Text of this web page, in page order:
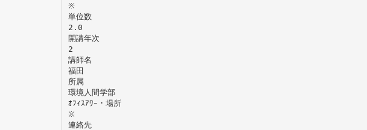
※
単位数
2.0
開講年次
2
講師名
福田
所属
環境人間学部
ｵﾌｨｽｱﾜｰ・場所
※
連絡先